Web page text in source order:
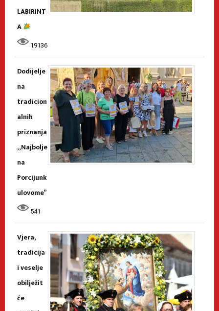
LABIRINT
A
19136
Dodijelje
na
tradicion
alnih
priznanja
„Najbolje
na
Porcijunk
ulovome”
541
Vjera,
tradicija
i veselje
obilježit
će